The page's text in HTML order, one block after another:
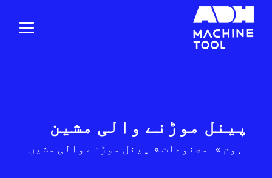
پینل موڑنے والی مشین
ہوم » مصنوعات» پینل موڑنے والی مشین